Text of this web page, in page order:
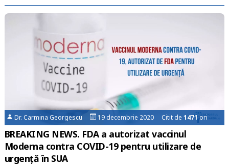
Dr. Carmina Georgescu 19 decembrie 2020 Citit de1471ori
BREAKING NEWS. FDA a autorizat vaccinul
Moderna contra COVID-19 pentru utilizare de
urgență în SUA